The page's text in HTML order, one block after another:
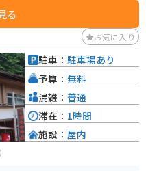
かな酸味が絶妙な味わいです。
イク専用の駐輪スペースがありま
ドが楽しめるスポットも多いた
す。
手打ちそばはおすすめです。 バ
た駐車場があるので安心です。周
ワインディングロードが数多く
ひ立ち寄ってみてください。 道
づもまがたまの里 伝承館」があり
とができます。勾玉作り体験など
。
る
お気に入り
駐車： 駐車場あり
予算： 無料
混雑： 普通
滞在： 1時間
施設： 屋内